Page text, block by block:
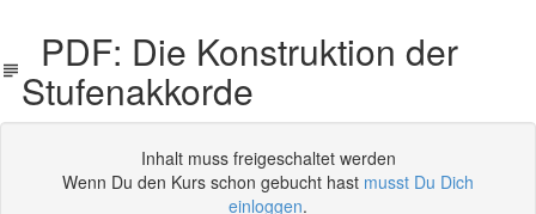
PDF: Die Konstruktion der
Stufenakkorde
Inhalt muss freigeschaltet werden
Wenn Du den Kurs schon gebucht hast musst Du Dich
einloggen.